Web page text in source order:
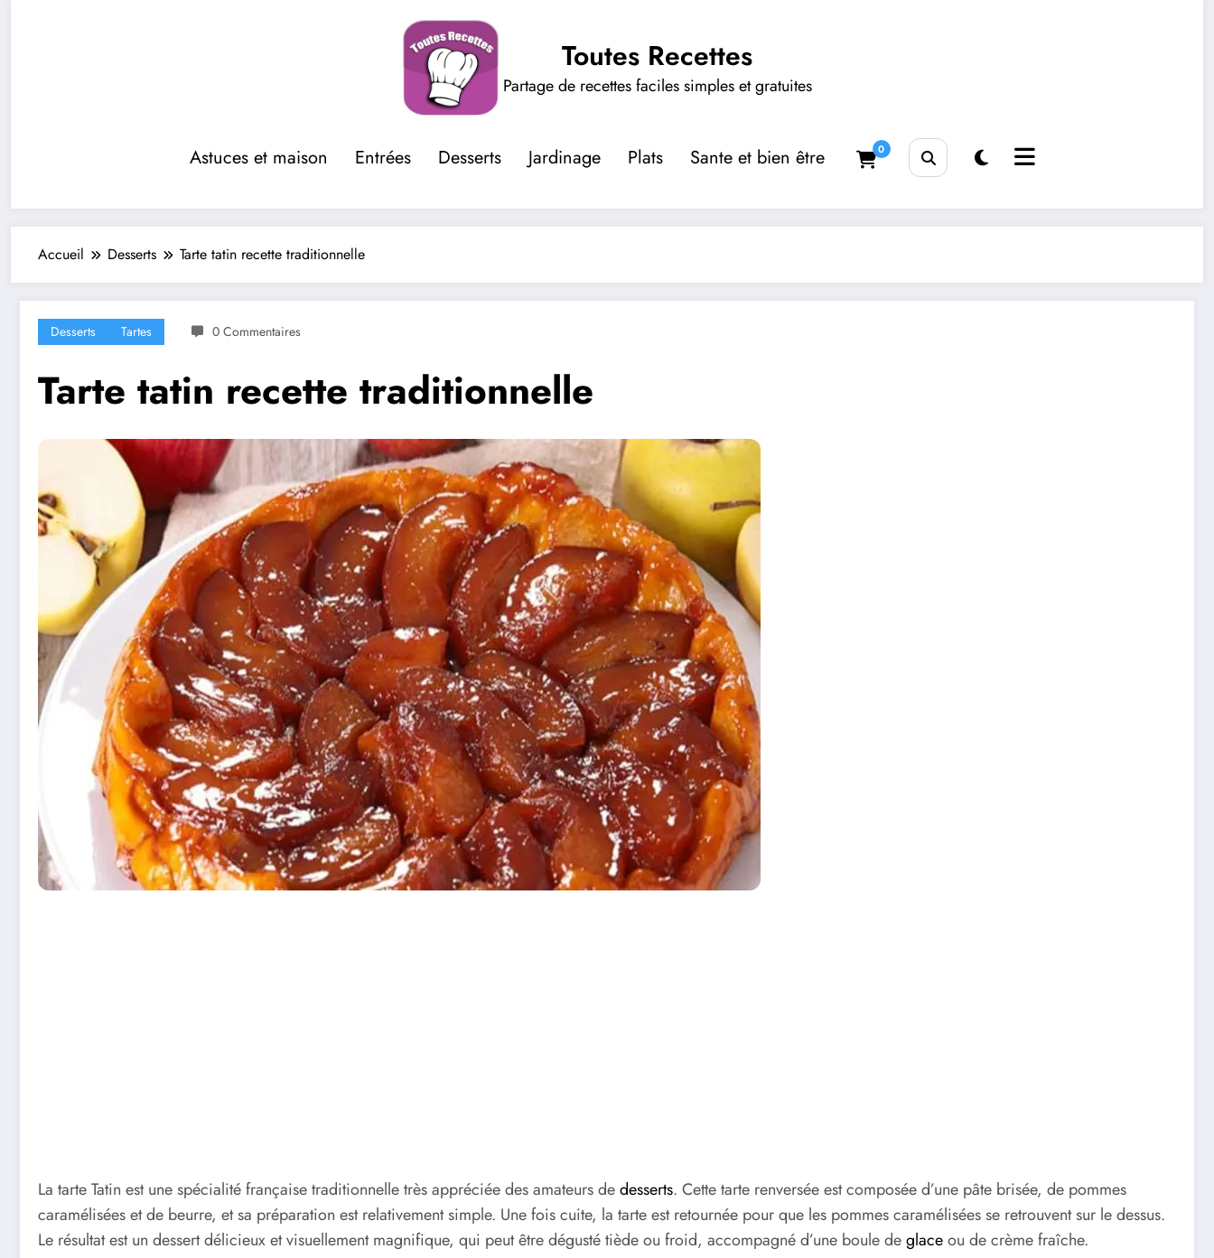
Toutes Recettes
Partage de recettes faciles simples et gratuites
Astuces et maison Entrées Desserts Jardinage Plats Sante et bien être 0
Accueil Desserts Tarte tatin recette traditionnelle
Desserts Tartes 0 Commentaires
Tarte tatin recette traditionnelle
La tarte Tatin est une spécialité française traditionnelle très appréciée des amateurs dedesserts. Cette tarte renversée est composée d’une pâte brisée, de pommes
caramélisées et de beurre, et sa préparation est relativement simple. Une fois cuite, la tarte est retournée pour que les pommes caramélisées se retrouvent sur le dessus.
Le résultat est un dessert délicieux et visuellement magnifique, qui peut être dégusté tiède ou froid, accompagné d’une boule deglaceou de crème fraîche.